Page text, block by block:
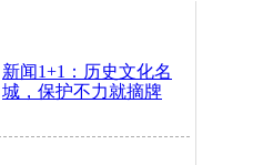
新闻1+1：历史文化名
城，保护不力就摘牌